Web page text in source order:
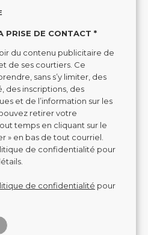
PRISE DE CONTACT *
du contenu publicitaire de
de ses courtiers. Ce
sans s’y limiter, des
des inscriptions, des
et de l’information sur les
retirer votre
temps en cliquant sur le
» en bas de tout courriel.
de confidentialité pour
de confidentialité pour
n'êtes pas un robot.